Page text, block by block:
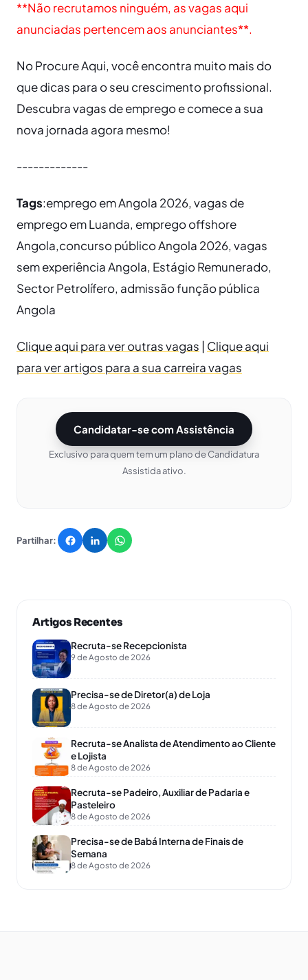
**Não recrutamos ninguém, as vagas aqui
anunciadas pertencem aos anunciantes**.
No Procure Aqui, você encontra muito mais do
que dicas para o seu crescimento profissional.
Descubra vagas de emprego e comece a sua
nova jornada agora mesmo!
-------------
Tags:emprego em Angola 2026, vagas de
emprego em Luanda, emprego offshore
Angola,concurso público Angola 2026, vagas
sem experiência Angola, Estágio Remunerado,
Sector Petrolífero, admissão função pública
Angola
Clique aqui para ver outras vagas | Clique aqui
para ver artigos para a sua carreira vagas
Candidatar-se com Assistência
Exclusivo para quem tem um plano de Candidatura
Assistida ativo.
Partilhar:
Artigos Recentes
Recruta-se Recepcionista
9 de Agosto de 2026
Precisa-se de Diretor(a) de Loja
8 de Agosto de 2026
Recruta-se Analista de Atendimento ao Cliente
e Lojista
8 de Agosto de 2026
Recruta-se Padeiro, Auxiliar de Padaria e
Pasteleiro
8 de Agosto de 2026
Precisa-se de Babá Interna de Finais de
Semana
8 de Agosto de 2026